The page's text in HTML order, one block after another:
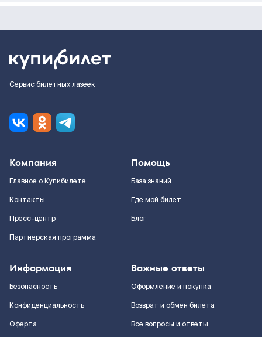
Сервис билетных лазеек
Компания
Главное о Купибилете
Контакты
Пресс-центр
Партнерская программа
Помощь
База знаний
Где мой билет
Блог
Информация
Безопасность
Конфиденциальность
Оферта
Важные ответы
Оформление и покупка
Возврат и обмен билета
Все вопросы и ответы